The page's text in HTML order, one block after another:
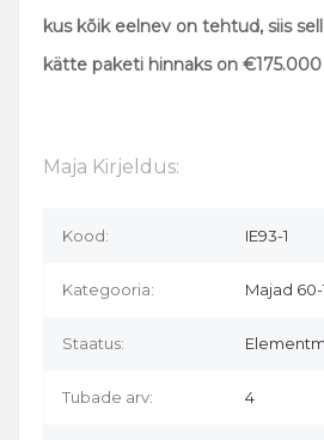
kus kõik eelnev on tehtud, siis
kätte paketi hinnaks on
Maja Kirjeldus:
Kood: IE93-1
Kategooria: Majad
Staatus:
Tubade arv: 4